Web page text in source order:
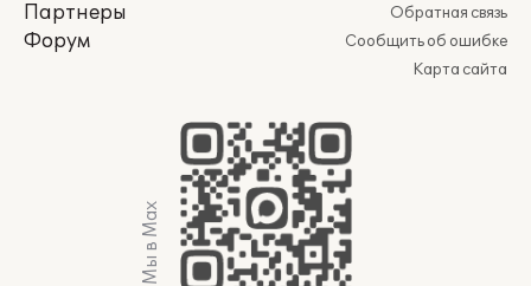
Партнеры
Форум
Обратная связь
Сообщить об ошибке
Карта сайта
Мы в Max